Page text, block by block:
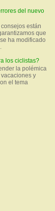
del nuevo
están
que
ha modificado
los ciclistas?
la polémica
y
el tema